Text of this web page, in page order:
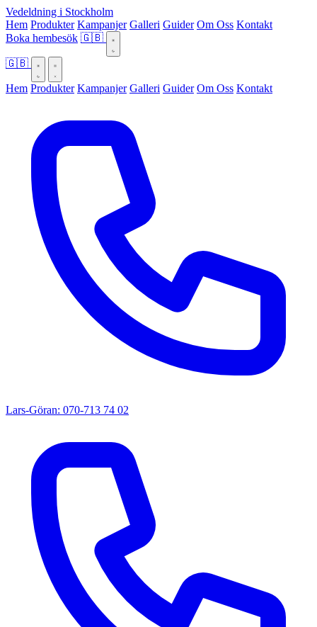
Vedeldning i Stockholm
Hem Produkter Kampanjer Galleri Guider Om Oss Kontakt
Boka hembesök 🇬🇧
🇬🇧
Hem Produkter Kampanjer Galleri Guider Om Oss Kontakt
Lars-Göran: 070-713 74 02